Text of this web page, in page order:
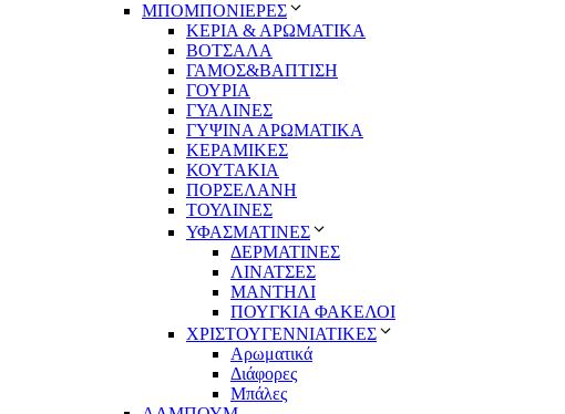
ΜΠΟΜΠΟΝΙΕΡΕΣ
ΚΕΡΙΑ & ΑΡΩΜΑΤΙΚΑ
ΒΟΤΣΑΛΑ
ΓΑΜΟΣ&ΒΑΠΤΙΣΗ
ΓΟΥΡΙΑ
ΓΥΑΛΙΝΕΣ
ΓΥΨΙΝΑ ΑΡΩΜΑΤΙΚΑ
ΚΕΡΑΜΙΚΕΣ
ΚΟΥΤΑΚΙΑ
ΠΟΡΣΕΛΑΝΗ
ΤΟΥΛΙΝΕΣ
ΥΦΑΣΜΑΤΙΝΕΣ
ΔΕΡΜΑΤΙΝΕΣ
ΛΙΝΑΤΣΕΣ
ΜΑΝΤΗΛΙ
ΠΟΥΓΚΙΑ ΦΑΚΕΛΟΙ
ΧΡΙΣΤΟΥΓΕΝΝΙΑΤΙΚΕΣ
Αρωματικά
Διάφορες
Μπάλες